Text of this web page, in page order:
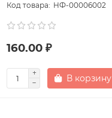
НФ-00006002
160.00 ₽
В корзину